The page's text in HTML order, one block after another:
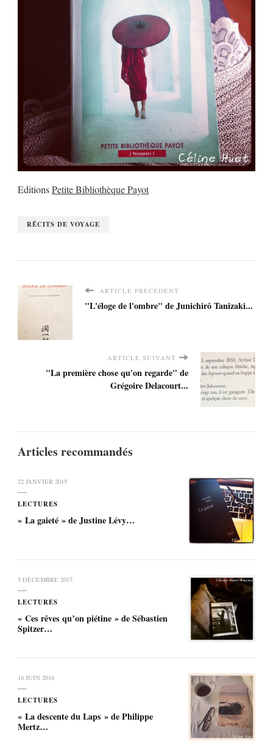
EditionsPetite Bibliothèque Payot
RÉCITS DE VOYAGE
ARTICLE PRÉCÉDENT
"L'éloge de l'ombre" de Junichirô Tanizaki...
ARTICLE SUIVANT
"La première chose qu'on regarde" de
Grégoire Delacourt...
Articles recommandés
22 JANVIER 2015
LECTURES
« La gaieté » de Justine Lévy…
5 DÉCEMBRE 2017
LECTURES
« Ces rêves qu’on piétine » de Sébastien
Spitzer…
16 JUIN 2016
LECTURES
« La descente du Laps » de Philippe
Mertz…